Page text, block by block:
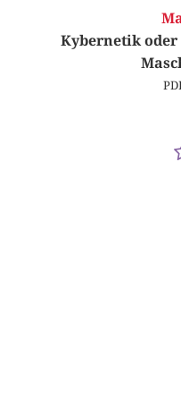
Kybernetik